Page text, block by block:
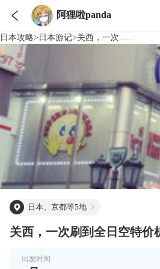
 阿狸啦panda
日本攻略> 日本游记>关西，一次......
日本、京都等5地
关西，一次刷到全日空特价
出发时间